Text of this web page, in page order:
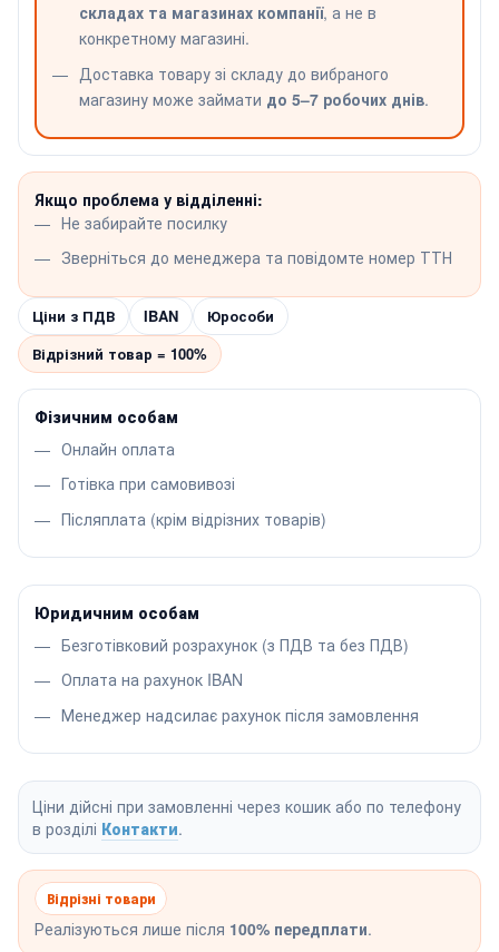
складах та магазинах компанії, а не в
конкретному магазині.
Доставка товару зі складу до вибраного
магазину може займати до 5–7 робочих днів.
Якщо проблема у відділенні:
Не забирайте посилку
Зверніться до менеджера та повідомте номер ТТН
Ціни з ПДВ IBAN
Юрособи
Відрізний товар = 100%
Фізичним особам
Онлайн оплата
Готівка при самовивозі
Післяплата (крім відрізних товарів)
Юридичним особам
Безготівковий розрахунок (з ПДВ та без ПДВ)
Оплата на рахунок IBAN
Менеджер надсилає рахунок після замовлення
Ціни дійсні при замовленні через кошик або по телефону
в розділі Контакти.
Відрізні товари
Реалізуються лише після 100% передплати.